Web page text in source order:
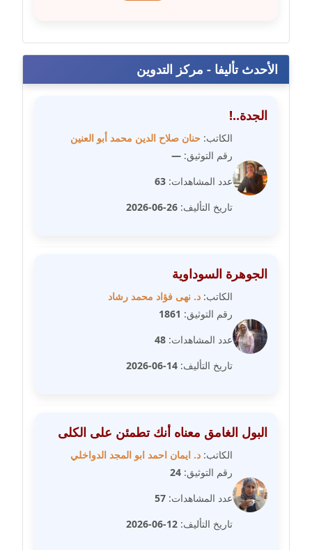
مدونة شيماء مكى
عاملة
مدونة صفاء فوزي
عاملة
عاملة
مدونة طلبة رضوان
متوفي
عاملة
مدونة عاصم عرابي
عاملة
مدونة عبد الحميد ابراهيم
عاملة
الأحدث تأليفا - مركز التدوين
الجدة..!
الكاتب: حنان صلاح الدين محمد أبو العنين
رقم التوثيق: —
عدد المشاهدات: 63
تاريخ التأليف: 26-06-2026
الجوهرة السوداوية
الكاتب: د. نهى فؤاد محمد رشاد
رقم التوثيق: 1861
عدد المشاهدات: 48
تاريخ التأليف: 14-06-2026
البول الغامق معناه أنك تطمئن على الكلى
الكاتب: د. ايمان احمد ابو المجد الدواخلي
رقم التوثيق: 24
عدد المشاهدات: 57
تاريخ التأليف: 12-06-2026